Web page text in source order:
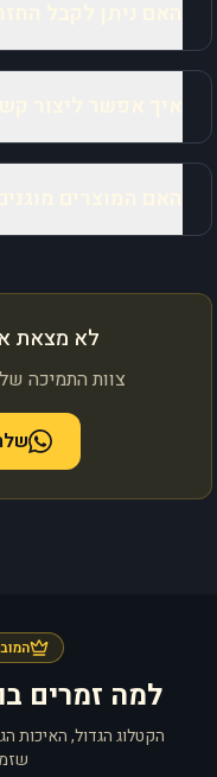
לא מצאת
צוות התמיכה
למה זמרים
הקטלוג הגדול, האיכות